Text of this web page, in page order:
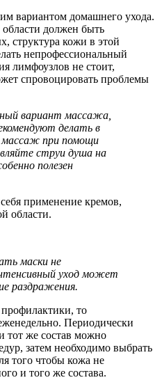
вариантом домашнего ухода.
должен быть
структура кожи в этой
непрофессиональный
лимфоузлов не стоит,
спровоцировать проблемы
вариант массажа,
делать в
массаж при помощи
струи душа на
полезен
применение кремов,
области.
маски не
уход может
раздражения.
то
Периодически
тот же состав можно
затем необходимо выбрать
того чтобы кожа не
и того же состава.